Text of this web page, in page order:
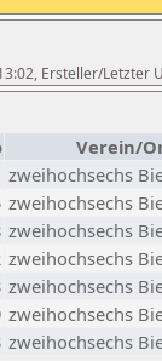
Ersteller/Letzter
Verein/
zweihochsechs
zweihochsechs
zweihochsechs
zweihochsechs
zweihochsechs
zweihochsechs
zweihochsechs